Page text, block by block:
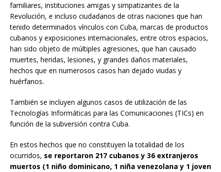
familiares, instituciones amigas y simpatizantes de la
Revolución, e incluso ciudadanos de otras naciones que han
tenido determinados vínculos con Cuba, marcas de productos
cubanos y exposiciones internacionales, entre otros espacios,
han sido objeto de múltiples agresiones, que han causado
muertes, heridas, lesiones, y grandes daños materiales,
hechos que en numerosos casos han dejado viudas y
huérfanos.
También se incluyen algunos casos de utilización de las
Tecnologías Informáticas para las Comunicaciones (TICs) en
función de la subversión contra Cuba.
En estos hechos que no constituyen la totalidad de los
ocurridos, se reportaron 217 cubanos y 36 extranjeros
muertos (1 niño dominicano, 1 niña venezolana y 1 joven